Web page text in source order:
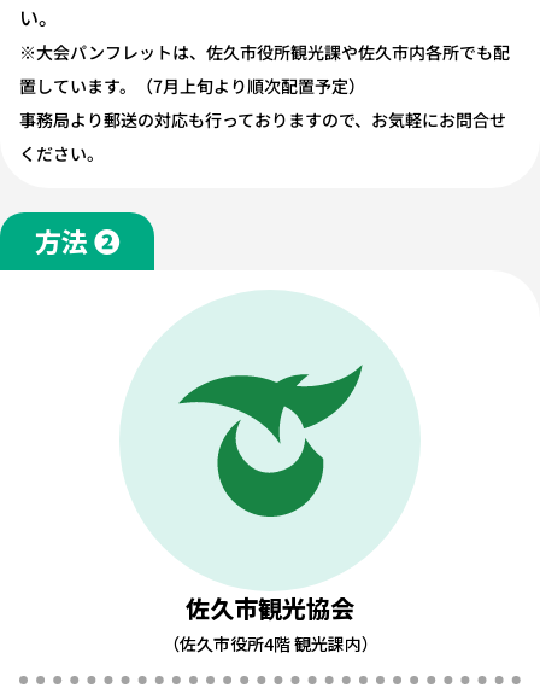
い。
※大会パンフレットは、佐久市役所観光課や佐久市内各所でも配
置しています。（7月上旬より順次配置予定）
事務局より郵送の対応も行っておりますので、お気軽にお問合せ
ください。
方法 ❷
佐久市観光協会
（佐久市役所4階 観光課内）